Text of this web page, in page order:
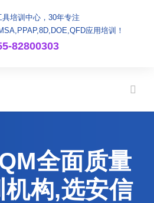
培训中心，30年专注
应用培训！
82800303
全面质量
构,选安信